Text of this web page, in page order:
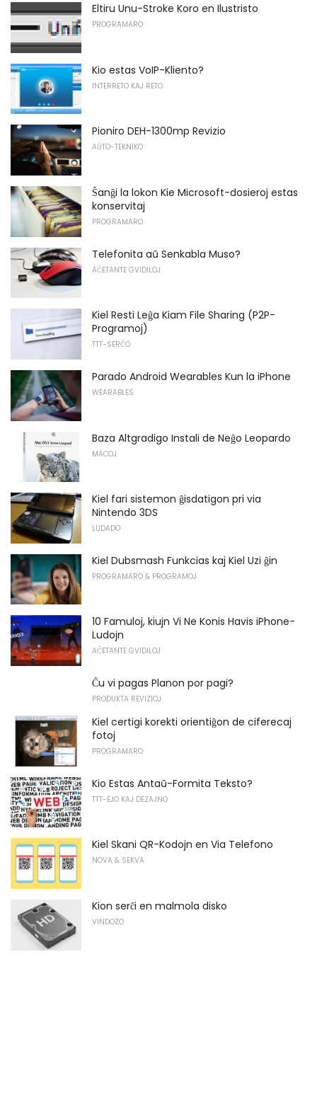
Eltiru Unu-Stroke Koro en Ilustristo
PROGRAMARO
Kio estas VoIP-Kliento?
INTERRETO KAJ RETO
Pioniro DEH-1300mp Revizio
AŬTO-TEKNIKO
Ŝanĝi la lokon Kie Microsoft-dosieroj estas
konservitaj
PROGRAMARO
Telefonita aŭ Senkabla Muso?
AĈETANTE GVIDILOJ
Kiel Resti Leĝa Kiam File Sharing (P2P-
Programoj)
TTT-SERĈO
Parado Android Wearables Kun la iPhone
WEARABLES
Baza Altgradigo Instali de Neĝo Leopardo
MACOJ
Kiel fari sistemon ĝisdatigon pri via
Nintendo 3DS
LUDADO
Kiel Dubsmash Funkcias kaj Kiel Uzi ĝin
PROGRAMARO & PROGRAMOJ
10 Famuloj, kiujn Vi Ne Konis Havis iPhone-
Ludojn
AĈETANTE GVIDILOJ
Ĉu vi pagas Planon por pagi?
PRODUKTA REVIZIOJ
Kiel certigi korekti orientiĝon de ciferecaj
fotoj
PROGRAMARO
Kio Estas Antaŭ-Formita Teksto?
TTT-EJO KAJ DEZAJNO
Kiel Skani QR-Kodojn en Via Telefono
NOVA & SEKVA
Kion serĉi en malmola disko
VINDOZO